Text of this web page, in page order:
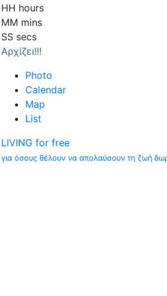
HH hours
MM mins
SS secs
Αρχίζει!!!
Photo
Calendar
Map
List
LIVING for free
για όσους θέλουν να απολαύσουν τη ζωή